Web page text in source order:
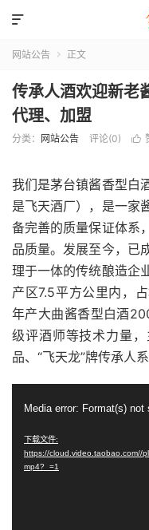

网站公告  正文
传承人酒欢迎新老
代理、加盟
分类： 网站公告 评论(0) 
我们是茅台镇酱香型白
是飞天酒厂），是一家
备完善的质量保证体系
品质量。发展至今，已
理于一体的传统酿造企
产区7.5平方公里内，
年产大曲酱香型白酒
级评酒师等技术力量
品、“飞天龙”牌传承人系
Media error: Format(s)
下载文件:
https://cloud.video.taobao.com//
mp4?_=1